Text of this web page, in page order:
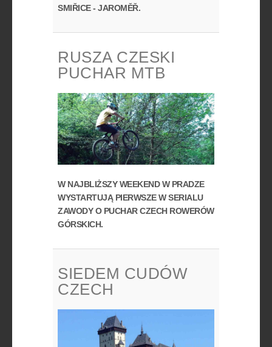
SMIŘICE - JAROMĚŘ.
RUSZA CZESKI
PUCHAR MTB
W NAJBLIŻSZY WEEKEND W PRADZE
WYSTARTUJĄ PIERWSZE W SERIALU
ZAWODY O PUCHAR CZECH ROWERÓW
GÓRSKICH.
SIEDEM CUDÓW
CZECH